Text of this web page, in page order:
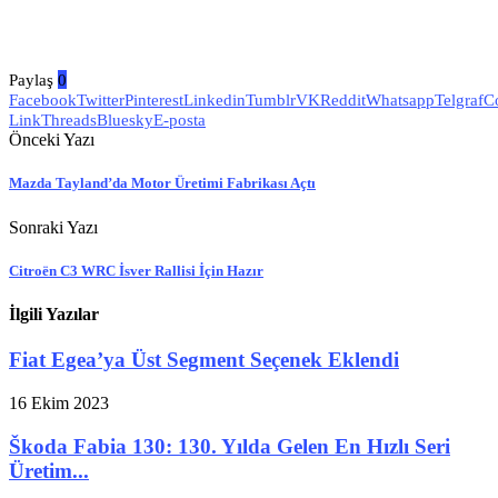
Paylaş 0
FacebookTwitterPinterestLinkedinTumblrVKRedditWhatsappTelgraf
LinkThreadsBlueskyE-posta
Önceki Yazı
Mazda Tayland’da Motor Üretimi Fabrikası Açtı
Sonraki Yazı
Citroën C3 WRC İsver Rallisi İçin Hazır
İlgili Yazılar
Fiat Egea’ya Üst Segment Seçenek Eklendi
16 Ekim 2023
Škoda Fabia 130: 130. Yılda Gelen En Hızlı Seri
Üretim...